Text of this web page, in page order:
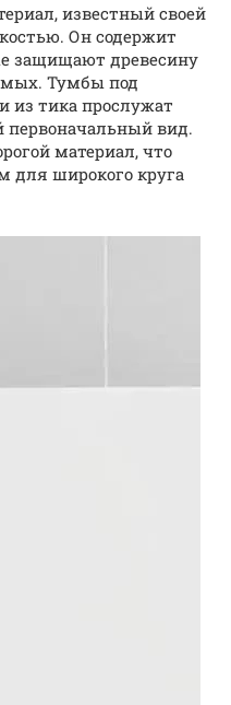
известный своей
Он содержит
защищают древесину
Тумбы под
из тика прослужат
первоначальный вид.
материал, что
для широкого круга